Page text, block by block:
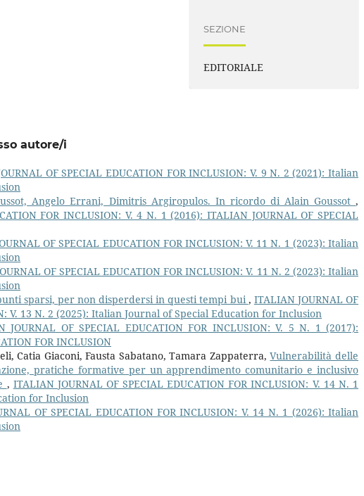
SEZIONE
EDITORIALE
autore/i
OF SPECIAL EDUCATION FOR INCLUSION: V. 9 N. 2 (2021): Italian
Angelo Errani, Dimitris Argiropulos. In ricordo di Alain Goussot,
FOR INCLUSION: V. 4 N. 1 (2016): ITALIAN JOURNAL OF SPECIAL
OF SPECIAL EDUCATION FOR INCLUSION: V. 11 N. 1 (2023): Italian
OF SPECIAL EDUCATION FOR INCLUSION: V. 11 N. 2 (2023): Italian
sparsi, per non disperdersi in questi tempi bui, ITALIAN JOURNAL OF
V. 13 N. 2 (2025): Italian Journal of Special Education for Inclusion
JOURNAL OF SPECIAL EDUCATION FOR INCLUSION: V. 5 N. 1 (2017):
FOR INCLUSION
Catia Giaconi, Fausta Sabatano, Tamara Zappaterra,Vulnerabilità delle
pratiche formative per un apprendimento comunitario e inclusivo
, ITALIAN JOURNAL OF SPECIAL EDUCATION FOR INCLUSION: V. 14 N. 1
for Inclusion
OF SPECIAL EDUCATION FOR INCLUSION: V. 14 N. 1 (2026): Italian